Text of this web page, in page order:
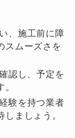
、施工前に障
スムーズさを
認し、予定を
験を持つ業者
ましょう。